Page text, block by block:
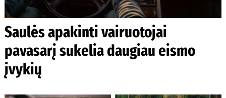
Saulės apakinti vairuotojai
pavasarį sukelia daugiau eismo
įvykių